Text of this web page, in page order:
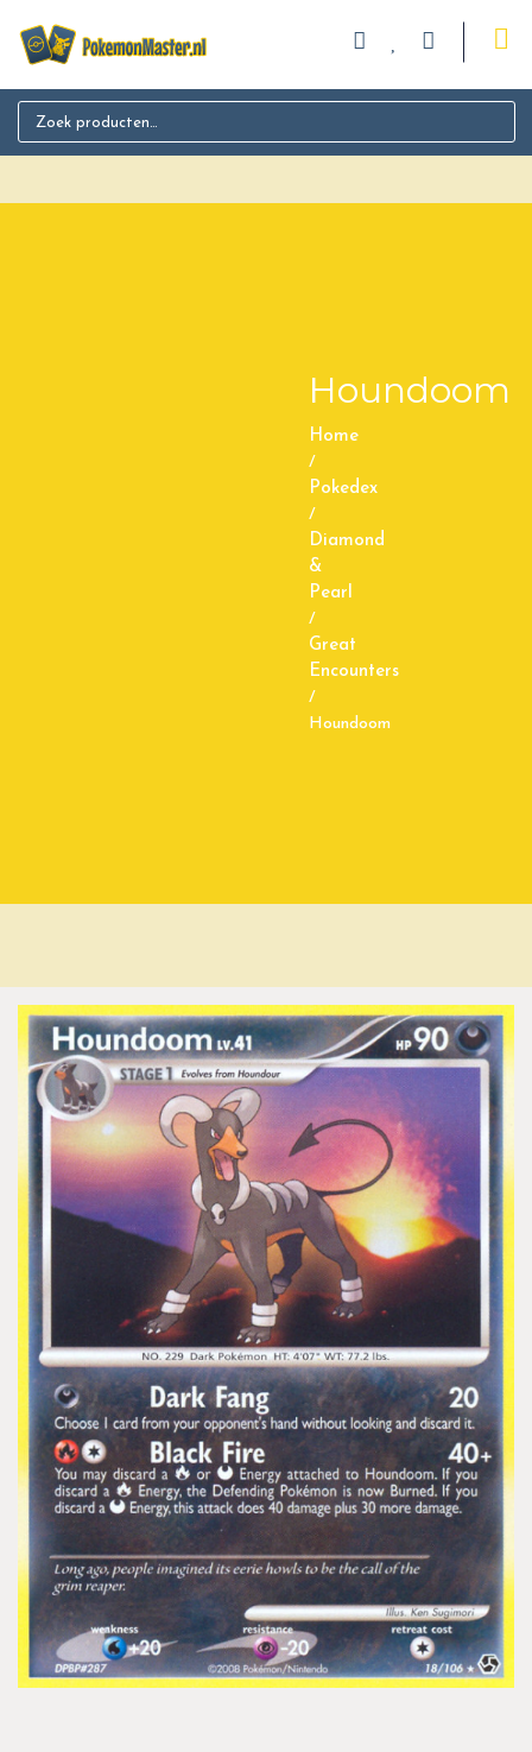
Search for:
Houndoom
Home
/
Pokedex
/
Diamond
&
Pearl
/
Great
Encounters
/
Houndoom